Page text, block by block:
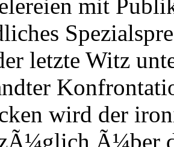
mit
letzte Witz
wird der
Ã¼ber